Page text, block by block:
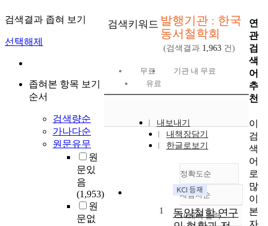
검색결과 좁혀 보기
선택해제
좁혀본 항목 보기
순서
검색량순
가나다순
원문유무
원
문있
음
(1,953)
원
문없
검색키워드 발행기관 : 한국
동서철학회
(검색결과 1,963 건)
무료
기관 내 무료
유료
내보내기
내책장담기
한글로보기
정확도순
정확도
순
내림차순
내림차순
10개씩 출력
1
동양철학 연구
연
관
검
색
어
추
천
이
검
색
어
로
많
이
본
자